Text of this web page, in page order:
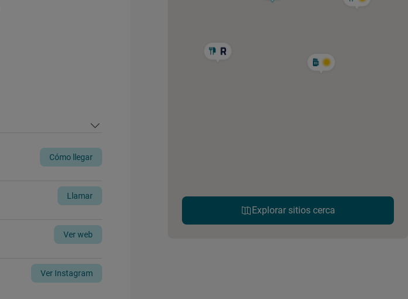
Cómo llegar
Llamar
Ver web
Ver Instagram
Explorar sitios cerca